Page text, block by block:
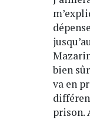
bien
va en
prison.